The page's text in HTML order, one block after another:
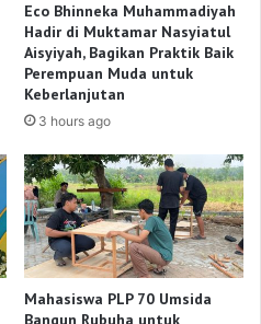
Eco Bhinneka Muhammadiyah
Hadir di Muktamar Nasyiatul
Aisyiyah, Bagikan Praktik Baik
Perempuan Muda untuk
Keberlanjutan
3 hours ago
Mahasiswa PLP 70 Umsida
Bangun Rubuha untuk